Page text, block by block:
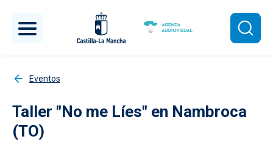
Eventos
Taller "No me Líes" en Nambroca
(TO)